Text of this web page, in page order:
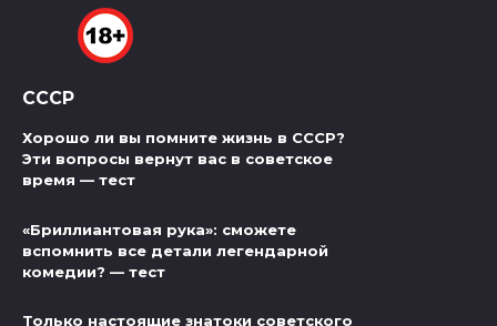
СССР
Хорошо ли вы помните жизнь в СССР?
Эти вопросы вернут вас в советское
время — тест
«Бриллиантовая рука»: сможете
вспомнить все детали легендарной
комедии? — тест
Только настоящие знатоки советского